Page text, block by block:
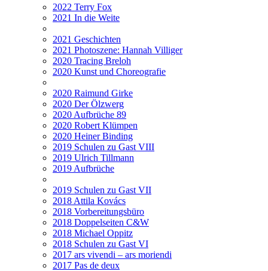
2022 Terry Fox
2021 In die Weite
2021 Geschichten
2021 Photoszene: Hannah Villiger
2020 Tracing Breloh
2020 Kunst und Choreografie
2020 Raimund Girke
2020 Der Ölzwerg
2020 Aufbrüche 89
2020 Robert Klümpen
2020 Heiner Binding
2019 Schulen zu Gast VIII
2019 Ulrich Tillmann
2019 Aufbrüche
2019 Schulen zu Gast VII
2018 Attila Kovács
2018 Vorbereitungsbüro
2018 Doppelseiten C&W
2018 Michael Oppitz
2018 Schulen zu Gast VI
2017 ars vivendi – ars moriendi
2017 Pas de deux